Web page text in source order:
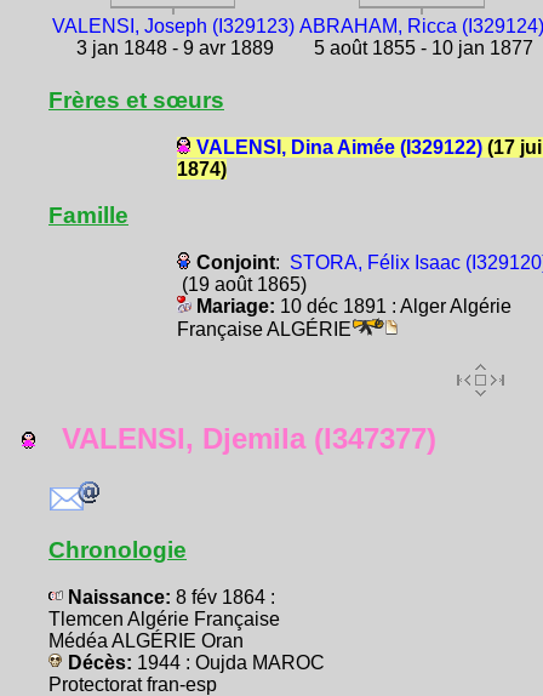
VALENSI, Joseph (I329123)
3 jan 1848 - 9 avr 1889
ABRAHAM, Ricca (I329124)
5 août 1855 - 10 jan 1877
Frères et sœurs
VALENSI, Dina Aimée (I329122)(17
1874)
Famille
Conjoint: STORA, Félix Isaac
(19 août 1865)
Mariage: 10 déc 1891 : Alger Algérie
Française ALGÉRIE
VALENSI, Djemila (I347377)
Chronologie
Naissance: 8 fév 1864 :
Tlemcen Algérie Française
Médéa ALGÉRIE Oran
Décès: 1944 : Oujda MAROC
Protectorat fran-esp